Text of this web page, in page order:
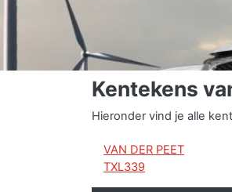
Kentekens
Hieronder vind je alle
VAN DER PEET
TXL339